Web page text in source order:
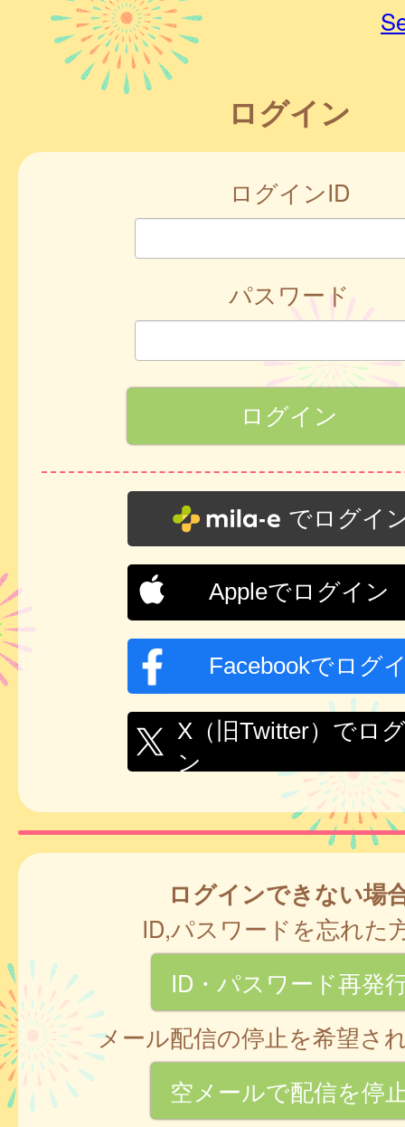
ログイン
ログインID
パスワード
でログイ
Appleでログイン
Facebookでログ
X（旧Twitter）でロ
ン
ログインできない場
ID,パスワードを忘れた
ID・パスワード再発
メール配信の停止を希望さ
空メールで配信を停